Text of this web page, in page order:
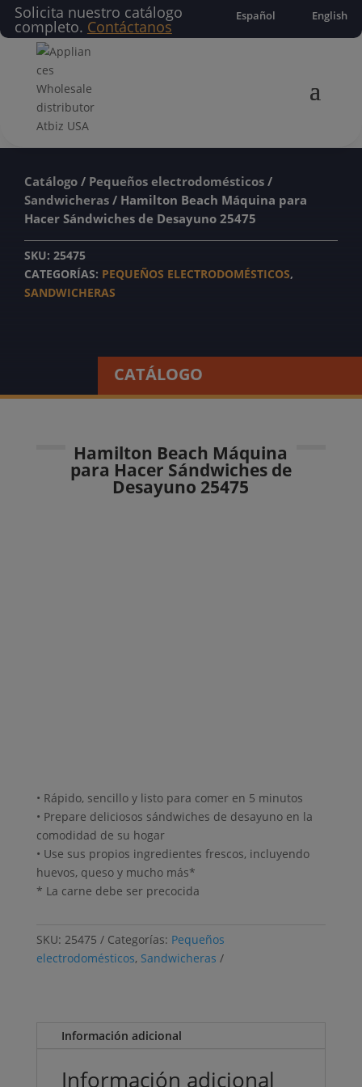
Solicita nuestro catálogo
completo. Contáctanos
Español English
Catálogo / Pequeños electrodomésticos /
Sandwicheras / Hamilton Beach Máquina para
Hacer Sándwiches de Desayuno 25475
SKU: 25475
CATEGORÍAS: PEQUEÑOS ELECTRODOMÉSTICOS,
SANDWICHERAS
CATÁLOGO
Hamilton Beach Máquina
para Hacer Sándwiches de
Desayuno 25475
• Rápido, sencillo y listo para comer en 5 minutos
• Prepare deliciosos sándwiches de desayuno en la
comodidad de su hogar
• Use sus propios ingredientes frescos, incluyendo
huevos, queso y mucho más*
* La carne debe ser precocida
SKU: 25475 Categorías: Pequeños
electrodomésticos, Sandwicheras
Información adicional
Información adicional